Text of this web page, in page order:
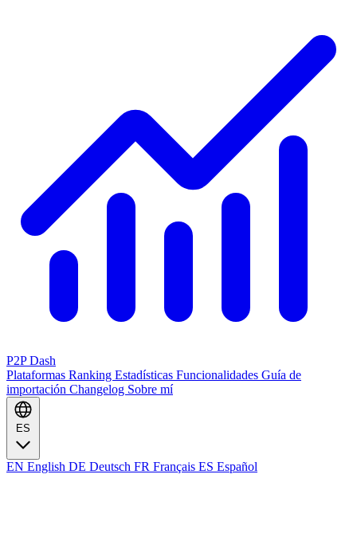
P2P Dash
Plataformas Ranking Estadísticas Funcionalidades Guía de
importación Changelog Sobre mí
ES
EN English DE Deutsch FR Français ES Español